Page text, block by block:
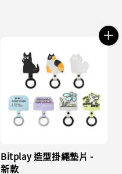
Bitplay 造型掛繩墊片 -
新款